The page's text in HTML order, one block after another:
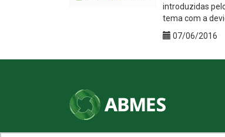
introduzidas
tema com a
07/06/2016